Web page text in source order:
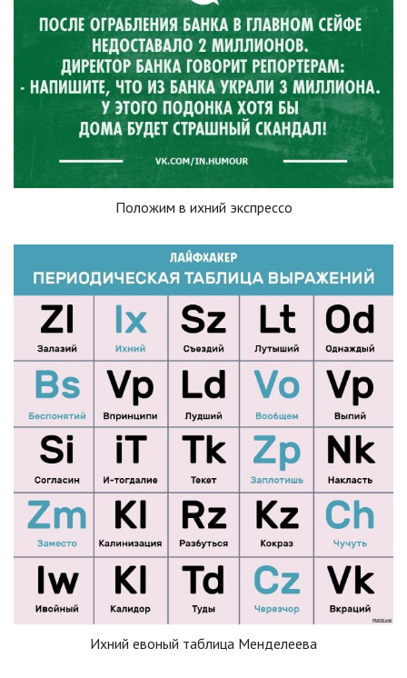
Положим в ихний экспрессо
Ихний евоный таблица Менделеева